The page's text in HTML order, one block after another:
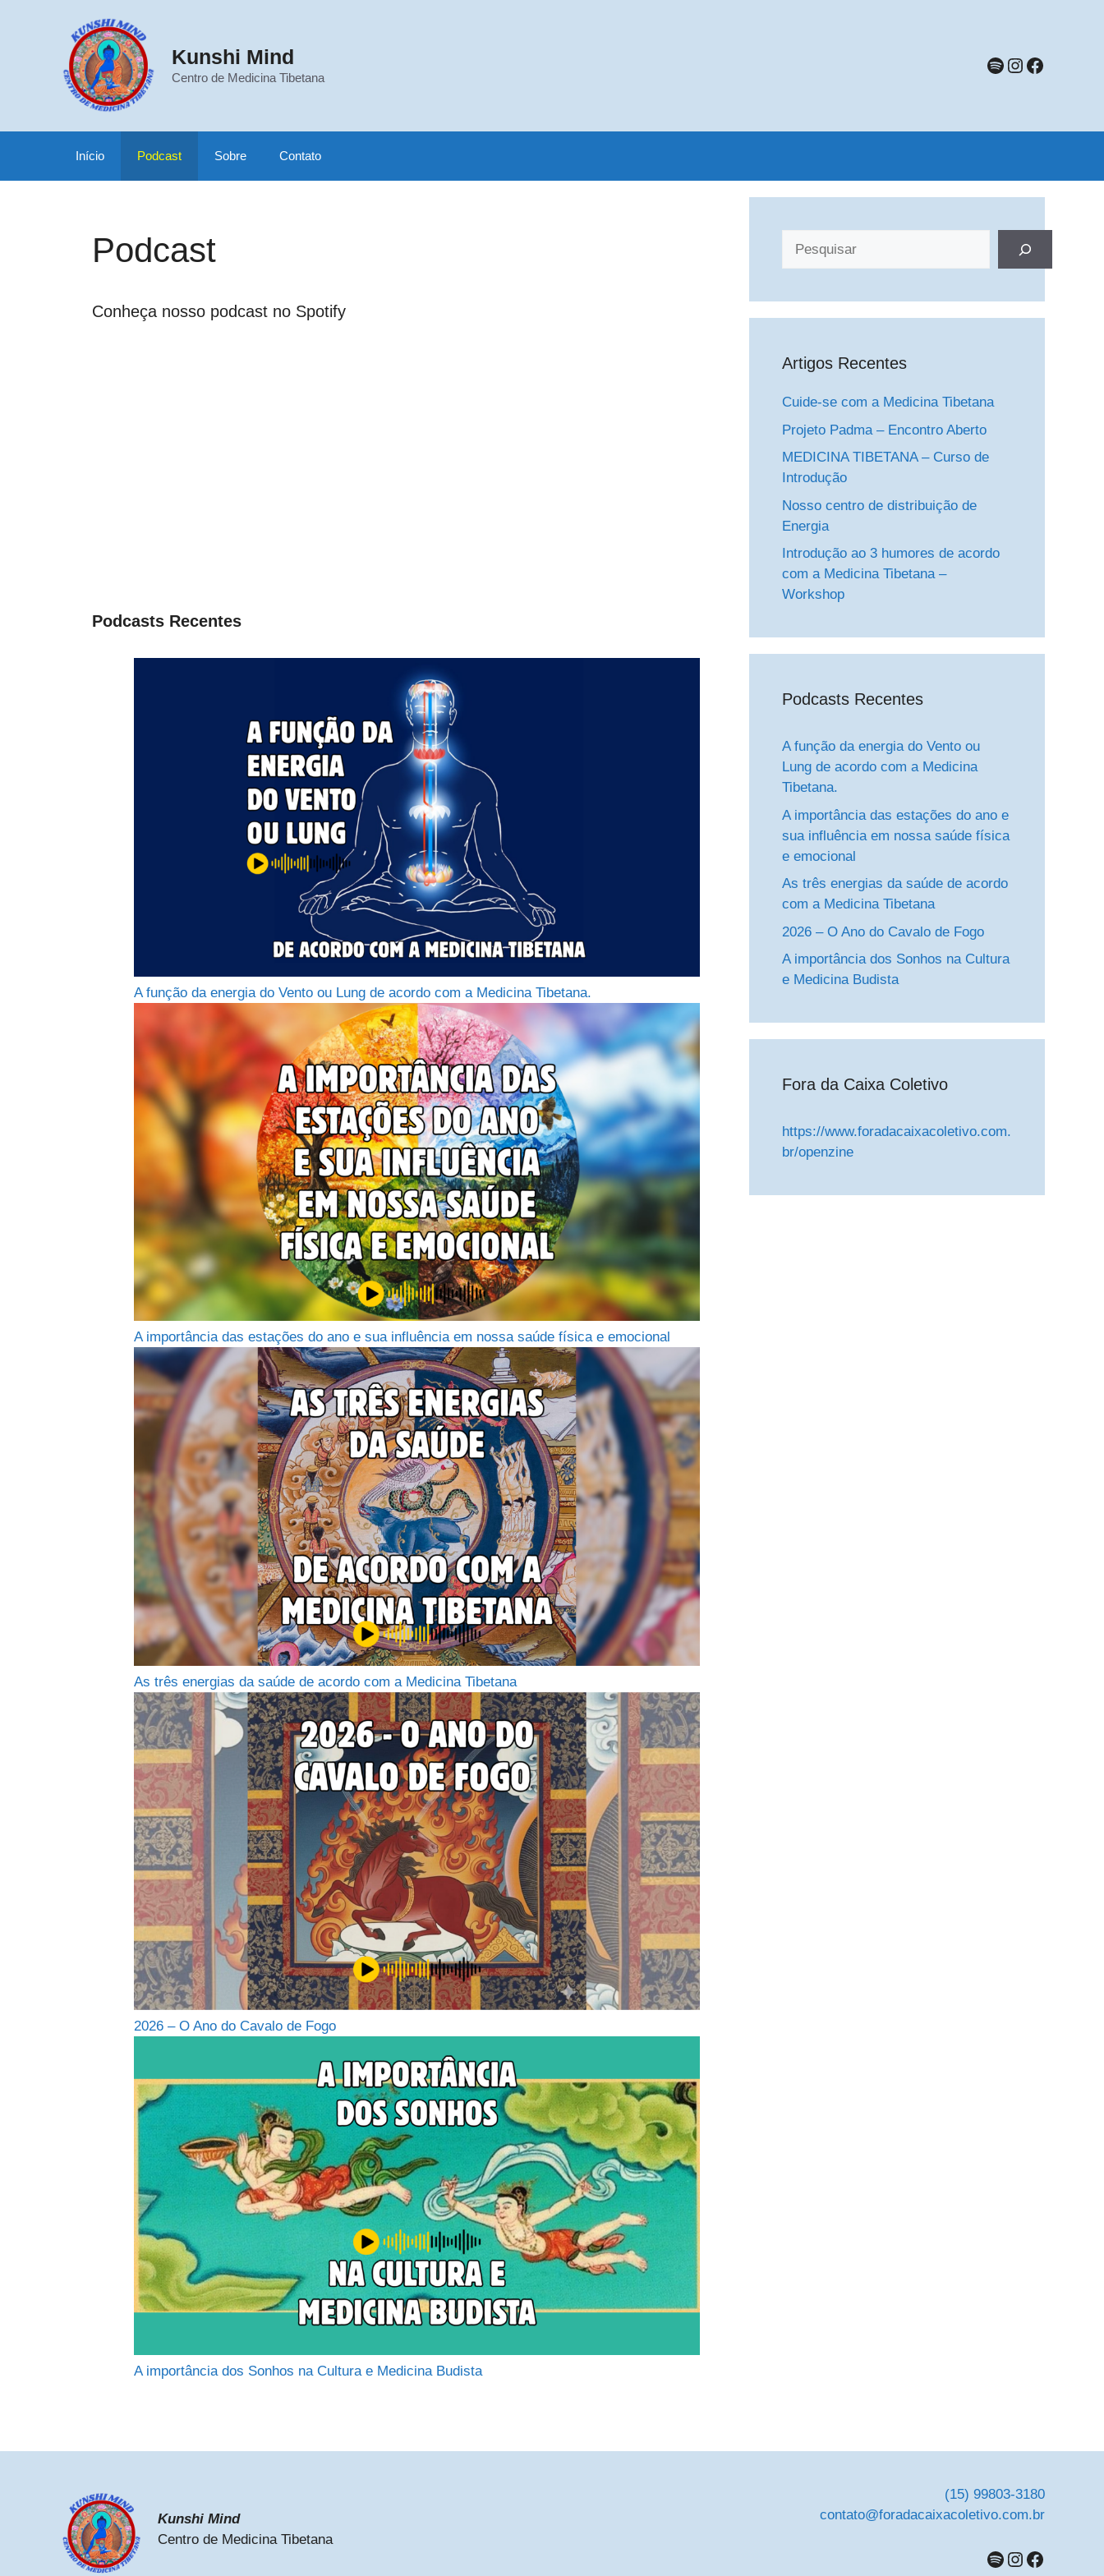
Kunshi Mind
Centro de Medicina Tibetana
Spotify
Instagram
Início Podcast Sobre Contato
Podcast
Conheça nosso podcast no Spotify
Podcasts Recentes
A função da energia do Vento ou Lung de acordo com a Medicina Tibetana.
A importância das estações do ano e sua influência em nossa saúde física e emocional
As três energias da saúde de acordo com a Medicina Tibetana
2026 – O Ano do Cavalo de Fogo
A importância dos Sonhos na Cultura e Medicina Budista
Artigos Recentes
Cuide-se com a Medicina Tibetana
Projeto Padma – Encontro Aberto
MEDICINA TIBETANA – Curso de
Introdução
Nosso centro de distribuição de
Energia
Introdução ao 3 humores de acordo
com a Medicina Tibetana –
Workshop
Podcasts Recentes
A função da energia do Vento ou
Lung de acordo com a Medicina
Tibetana.
A importância das estações do ano e
sua influência em nossa saúde física
e emocional
As três energias da saúde de acordo
com a Medicina Tibetana
2026 – O Ano do Cavalo de Fogo
A importância dos Sonhos na Cultura
e Medicina Budista
Fora da Caixa Coletivo
https://www.foradacaixacoletivo.com.
br/openzine
Kunshi Mind
Centro de Medicina Tibetana
(15) 99803-3180
contato@foradacaixacoletivo.com.br
Spotify
Instagram